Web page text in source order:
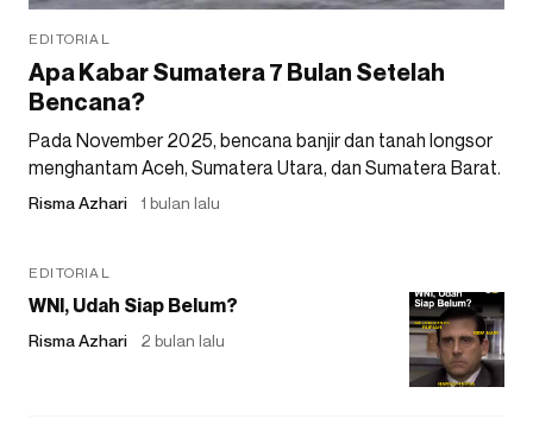
EDITORIAL
Apa Kabar Sumatera 7 Bulan Setelah
Bencana?
Pada November 2025, bencana banjir dan tanah longsor
menghantam Aceh, Sumatera Utara, dan Sumatera Barat.
Risma Azhari 1 bulan lalu
EDITORIAL
WNI, Udah Siap Belum?
Risma Azhari 2 bulan lalu